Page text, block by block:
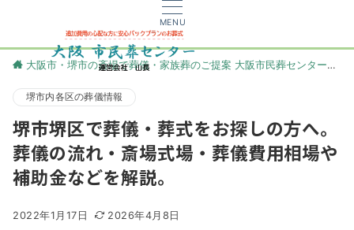
MENU
大阪市・堺市の斎場で葬儀・家族葬のご提案 大阪市民葬センター
堺市内各区の葬儀情報
堺市堺区で葬儀・葬式をお探しの方へ。
葬儀の流れ・斎場式場・葬儀費用相場や
補助金などを解説。
2022年1月17日 2026年4月8日